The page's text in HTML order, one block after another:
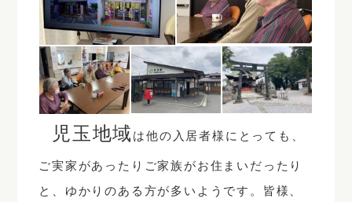
児玉地域 は他の入居者様にとっても、
ご実家があったりご家族がお住まいだったり
と、ゆかりのある方が多いようです。皆様、